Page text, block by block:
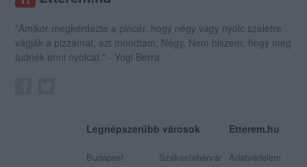
"Amikor megkérdezte a pincér, hogy négy vagy nyolc szeletre
vágják a pizzámat, azt mondtam; Négy. Nem hiszem, hogy meg
tudnék enni nyolcat." - Yogi Berra
Legnépszerűbb városok
Budapest
Székesfehérvár
Etterem.hu
Adatvédelem